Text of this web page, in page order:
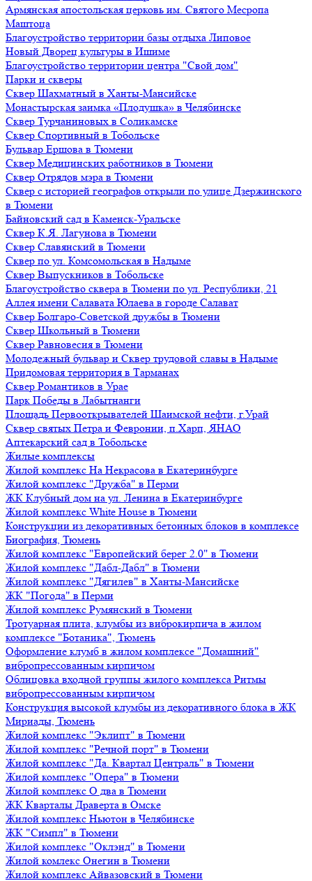
Армянская апостольская церковь им. Святого Месропа
Маштоца
Благоустройство территории базы отдыха Липовое
Нoвый Двoрeц культуры в Ишимe
Благоустройство территории центра "Свой дом"
Парки и скверы
Сквер Шахматный в Ханты-Мансийске
Монастырская заимка «Плодушка» в Челябинске
Сквер Турчаниновых в Соликамске
Сквер Спортивный в Тобольске
Бульвар Ершова в Тюмени
Сквер Медицинских работников в Тюмени
Сквер Отрядов мэра в Тюмени
Сквер с историей географов открыли по улице Дзержинского
в Тюмени
Байновский сад в Каменск-Уральске
Сквер К.Я. Лагунова в Тюмени
Сквер Славянский в Тюмени
Сквер по ул. Комсомольская в Надыме
Сквер Выпускников в Тобольске
Благоустройство сквера в Тюмени по ул. Республики, 21
Аллея имени Салавата Юлаева в городе Салават
Сквер Болгаро-Советской дружбы в Тюмени
Сквер Школьный в Тюмени
Сквер Равновесия в Тюмени
Молодежный бульвар и Сквер трудовой славы в Надыме
Придомовая территория в Тарманах
Сквер Романтиков в Урае
Парк Победы в Лабытнанги
Площадь Первооткрывателей Шаимской нефти, г.Урай
Сквер святых Петра и Февронии, п.Харп, ЯНАО
Аптекарский сад в Тобольске
Жилые комплексы
Жилой комплекс На Некрасова в Екатеринбурге
Жилой комплекс "Дружба" в Перми
ЖК Клубный дом на ул. Ленина в Екатеринбурге
Жилой комплекс White House в Тюмени
Конструкции из декоративных бетонных блоков в комплексе
Биография, Тюмень
Жилой комплекс "Европейский берег 2.0" в Тюмени
Жилой комплекс "Дабл-Дабл" в Тюмени
Жилой комплекс "Дягилев" в Ханты-Мансийске
ЖК "Погода" в Перми
Жилой комплекс Румянский в Тюмени
Тротуарная плита, клумбы из виброкирпича в жилом
комплексе "Ботаника", Тюмень
Оформление клумб в жилом комплексе "Домашний"
вибропрессованным кирпичом
Облицовка входной группы жилого комплекса Ритмы
вибропрессованным кирпичом
Конструкция высокой клумбы из декоративного блока в ЖК
Мириады, Тюмень
Жилой комплекс "Эклипт" в Тюмени
Жилой комплекс "Речной порт" в Тюмени
Жилой комплекс "Да. Квартал Централь" в Тюмени
Жилой комплекс "Опера" в Тюмени
Жилой комплекс О два в Тюмени
ЖК Кварталы Драверта в Омске
Жилой комплекс Ньютон в Челябинске
ЖК "Симпл" в Тюмени
Жилой комплекс "Оклэнд" в Тюмени
Жилой комлекс Онегин в Тюмени
Жилой комплекс Айвазовский в Тюмени